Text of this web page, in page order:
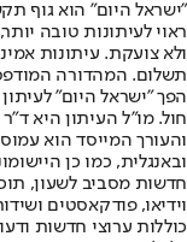
"ישראל היום" הוא גוף
ראוי לעיתונות טובה
ולא צועקת. עיתונות
הפך "ישראל היום"
חול. מו"ל העיתון היא
והעורך המייסד הוא
חדשות מסביב לשעון,
וידיאו, פודקאסטים
כוללות ערוצי חדשות